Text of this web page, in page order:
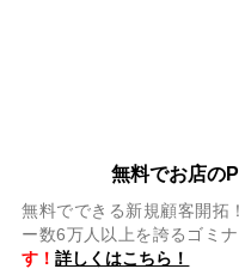
無料でお店の
無料でできる新規顧客開拓
ー数6万人以上を誇るゴミ
す！詳しくはこちら！